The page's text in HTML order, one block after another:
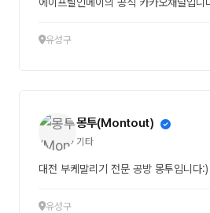
유성구
몽투(Montout)
기타
대전 부케말리기 전문 공방 몽투입니다:)
유성구